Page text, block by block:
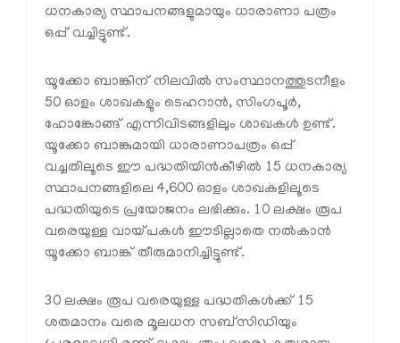
ധനകാര്യ സ്ഥാപനങ്ങളുമായും ധാരാണാ പത്രം
ഒപ്പ് വച്ചിട്ടുണ്ട്.
യൂക്കോ ബാങ്കിന് നിലവില്‍ സംസ്ഥാനത്തുടനീളം
50 ഓളം ശാഖകളും ടെഹറാന്‍, സിംഗപൂര്‍,
ഹോങ്കോങ്ങ് എന്നിവിടങ്ങളിലും ശാഖകള്‍ ഉണ്ട്.
യൂക്കോ ബാങ്കുമായി ധാരാണാപത്രം ഒപ്പ്
വച്ചതിലൂടെ ഈ പദ്ധതിയിന്‍കീഴില്‍ 15 ധനകാര്യ
സ്ഥാപനങ്ങളിലെ 4,600 ഓളം ശാഖകളിലൂടെ
പദ്ധതിയുടെ പ്രയോജനം ലഭിക്കും. 10 ലക്ഷം രൂപ
വരെയുള്ള വായ്പകള്‍ ഈടില്ലാതെ നല്‍കാന്‍
യൂക്കോ ബാങ്ക് തീരുമാനിച്ചിട്ടുണ്ട്.
30 ലക്ഷം രൂപ വരെയുള്ള പദ്ധതികള്‍ക്ക് 15
ശതമാനം വരെ മൂലധന സബ്‌സിഡിയും